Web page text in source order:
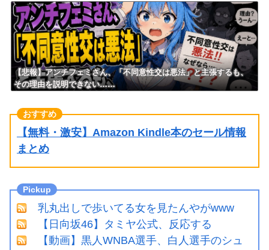
ｗｗｗ
ｗｗｗｗｗｗｗｗ
【悲報】アンチフェミさん、「不同意性交は悪法」と主張するも、
その理由を説明できない……
【無料・激安】Amazon Kindle本のセール情報
まとめ
乳丸出しで歩いてる女を見たんやがwww
【日向坂46】タミヤ公式、反応する
【動画】黒人WNBA選手、白人選手のシュ